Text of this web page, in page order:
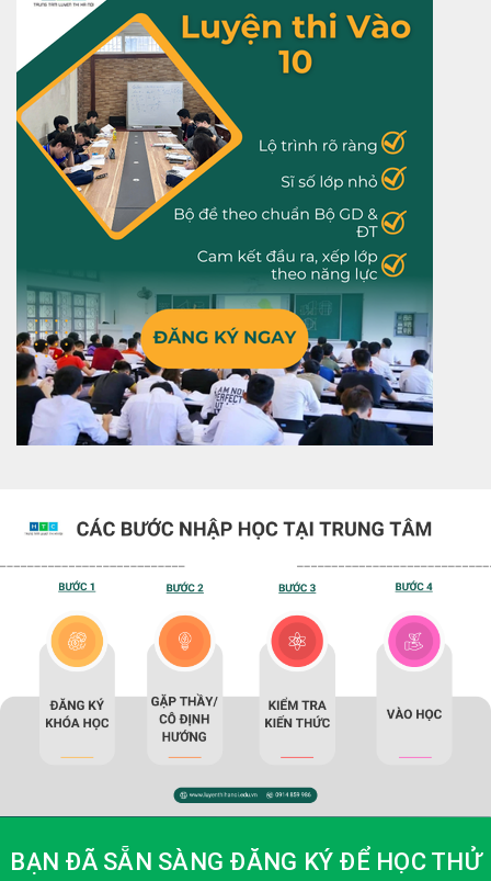
Khóa học luyện thi lớp 10 tại Luyện Thi Hà Nội được
xây dựng theo chương trình chuẩn của Bộ GD&ĐT,
bám sát cấu trúc...
Tìm hiểu thêm
BẠN ĐÃ SẴN SÀNG ĐĂNG KÝ ĐỂ HỌC THỬ